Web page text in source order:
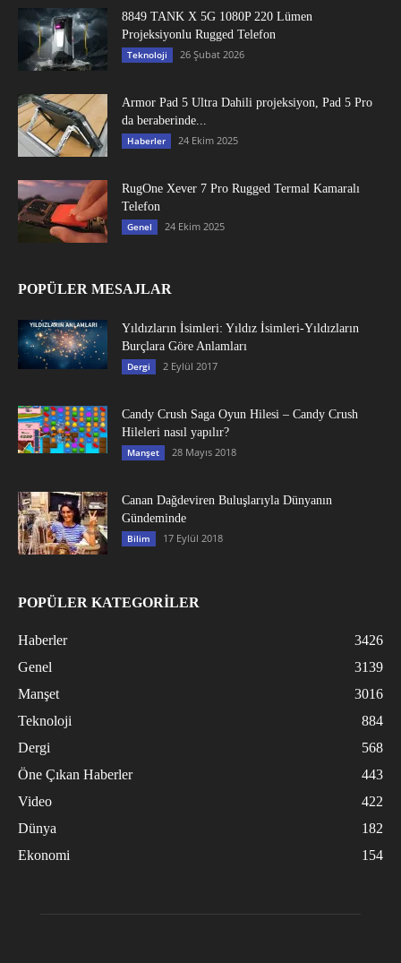
8849 TANK X 5G 1080P 220 Lümen
Projeksiyonlu Rugged Telefon
Teknoloji 26 Şubat 2026
Armor Pad 5 Ultra Dahili projeksiyon, Pad 5 Pro
da beraberinde...
Haberler 24 Ekim 2025
RugOne Xever 7 Pro Rugged Termal Kamaralı
Telefon
Genel 24 Ekim 2025
POPÜLER MESAJLAR
Yıldızların İsimleri: Yıldız İsimleri-Yıldızların
Burçlara Göre Anlamları
Dergi 2 Eylül 2017
Candy Crush Saga Oyun Hilesi – Candy Crush
Hileleri nasıl yapılır?
Manşet 28 Mayıs 2018
Canan Dağdeviren Buluşlarıyla Dünyanın
Gündeminde
Bilim 17 Eylül 2018
POPÜLER KATEGORİLER
Haberler
3426
Genel
3139
Manşet
3016
Teknoloji
884
Dergi
568
Öne Çıkan Haberler
443
Video
422
Dünya
182
Ekonomi
154